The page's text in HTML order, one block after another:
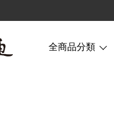
全商品分類